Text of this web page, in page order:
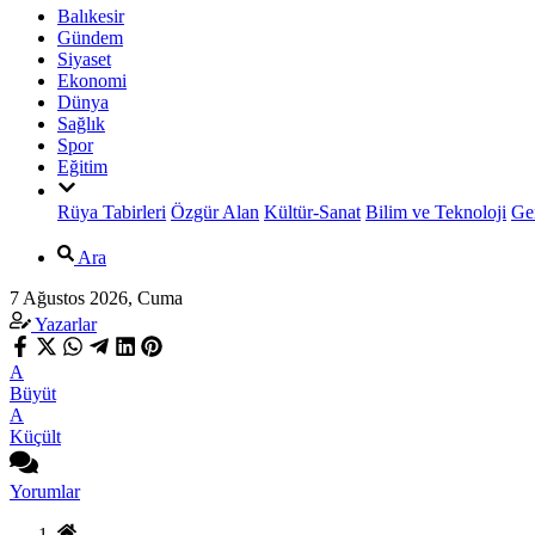
Balıkesir
Gündem
Siyaset
Ekonomi
Dünya
Sağlık
Spor
Eğitim
Rüya Tabirleri Özgür Alan Kültür-Sanat Bilim ve Teknoloji
Ara
7 Ağustos 2026, Cuma
Yazarlar
A
Büyüt
A
Küçült
Yorumlar